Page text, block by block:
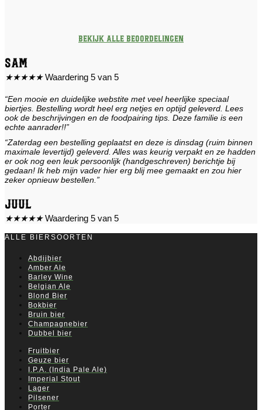
Bekijk alle beoordelingen
Sam
★★★★★ Waardering 5 van 5
“Een mooie en duidelijke webstite met veel heerlijke speciaal
biertjes. Bestelling wordt heel erg netjes en optijd geleverd. Lees
ook de beschrijvingen en de foodpairing tips. Deze familie is een
echte aanrader!!”
“Zaterdag een bestelling geplaatst en deze is dinsdag (ruim binnen
maximale levertijd) geleverd. Alles was keurig verpakt en ze hadden
er ook nog een leuk persoonlijk (handgeschreven) berichtje bij
gedaan! Ik heb mijn vader hier erg blij mee gemaakt en zou hier
zeker opnieuw bestellen.”
Juul
★★★★★ Waardering 5 van 5
ALLE BIERSOORTEN
Abdijbier
Amber Ale
Barley Wine
Belgian Ale
Blond Bier
Bokbier
Bruin bier
Champagnebier
Dubbel bier
Fruitbier
Geuze bier
I.P.A. (India Pale Ale)
Imperial Stout
Lager
Pilsener
Porter